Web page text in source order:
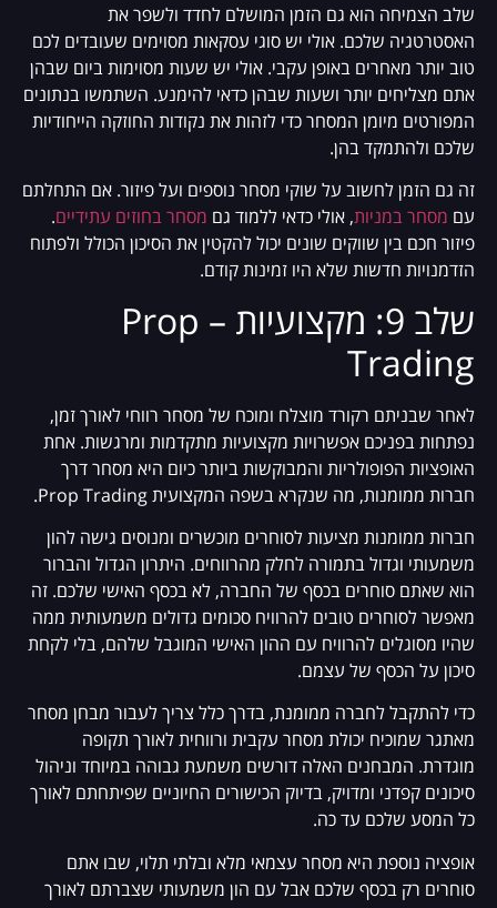
שלב הצמיחה הוא גם הזמן המושלם לחדד ולשפר את
האסטרטגיה שלכם. אולי יש סוגי עסקאות מסוימים שעובדים לכם
טוב יותר מאחרים באופן עקבי. אולי יש שעות מסוימות ביום שבהן
אתם מצליחים יותר ושעות שבהן כדאי להימנע. השתמשו בנתונים
המפורטים מיומן המסחר כדי לזהות את נקודות החוזקה הייחודיות
שלכם ולהתמקד בהן.
זה גם הזמן לחשוב על שוקי מסחר נוספים ועל פיזור. אם התחלתם
עם מסחר במניות, אולי כדאי ללמוד גם מסחר בחוזים עתידיים.
פיזור חכם בין שווקים שונים יכול להקטין את הסיכון הכולל ולפתוח
הזדמנויות חדשות שלא היו זמינות קודם.
שלב 9: מקצועיות – Prop
Trading
לאחר שבניתם רקורד מוצלח ומוכח של מסחר רווחי לאורך זמן,
נפתחות בפניכם אפשרויות מקצועיות מתקדמות ומרגשות. אחת
האופציות הפופולריות והמבוקשות ביותר כיום היא מסחר דרך
חברות ממומנות, מה שנקרא בשפה המקצועית Prop Trading.
חברות ממומנות מציעות לסוחרים מוכשרים ומנוסים גישה להון
משמעותי וגדול בתמורה לחלק מהרווחים. היתרון הגדול והברור
הוא שאתם סוחרים בכסף של החברה, לא בכסף האישי שלכם. זה
מאפשר לסוחרים טובים להרוויח סכומים גדולים משמעותית ממה
שהיו מסוגלים להרוויח עם ההון האישי המוגבל שלהם, בלי לקחת
סיכון על הכסף של עצמם.
כדי להתקבל לחברה ממומנת, בדרך כלל צריך לעבור מבחן מסחר
מאתגר שמוכיח יכולת מסחר עקבית ורווחית לאורך תקופה
מוגדרת. המבחנים האלה דורשים משמעת גבוהה במיוחד וניהול
סיכונים קפדני ומדויק, בדיוק הכישורים החיוניים שפיתחתם לאורך
כל המסע שלכם עד כה.
אופציה נוספת היא מסחר עצמאי מלא ובלתי תלוי, שבו אתם
סוחרים רק בכסף שלכם אבל עם הון משמעותי שצברתם לאורך